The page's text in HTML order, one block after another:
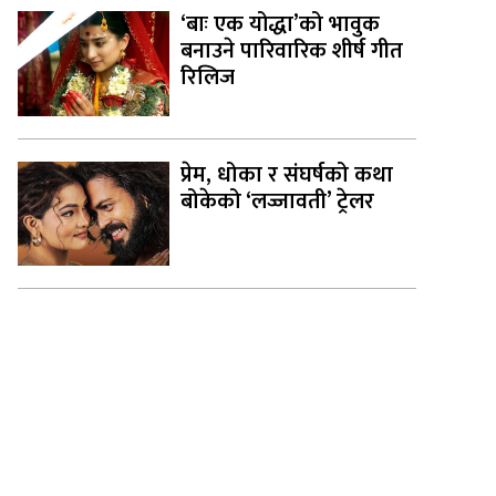
‘बाः एक योद्धा’को भावुक
बनाउने पारिवारिक शीर्ष गीत
रिलिज
प्रेम, धोका र संघर्षको कथा
बोकेको ‘लज्जावती’ ट्रेलर